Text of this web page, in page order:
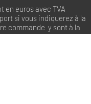
en euros avec TVA
si vous indiquerez à la
commande y sont à la
les circonstances